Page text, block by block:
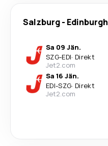
Salzburg- Edinburgh
Sa 09 Jän.
SZG-EDI· Direkt
Jet2.com
Sa 16 Jän.
EDI-SZG· Direkt
Jet2.com